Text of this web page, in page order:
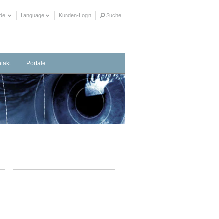
Language Kunden-Login Suche
in Ihrer Nähe
Distributionspartner
Portale